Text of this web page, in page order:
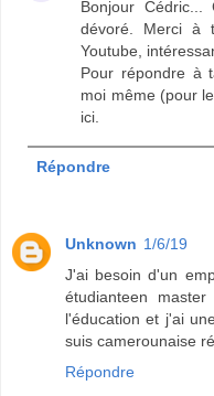
Bonjour
dévoré. Merci à
Youtube,
Pour répondre à
moi même (pour
ici.
Répondre
Unknown 1/6/19
J'ai besoin d'un
étudianteen
l'éducation et j'ai
suis camerounaise
Répondre